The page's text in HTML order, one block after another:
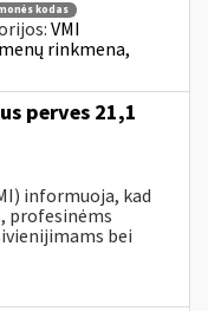
kodas
VMI
rinkmena,
perves 21,1
informuoja, kad
profesinėms
bei